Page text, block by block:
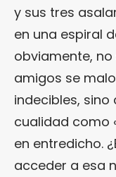
y sus tres
en una espiral
obviamente,
amigos se
indecibles,
cualidad como
en entredicho.
acceder a esa